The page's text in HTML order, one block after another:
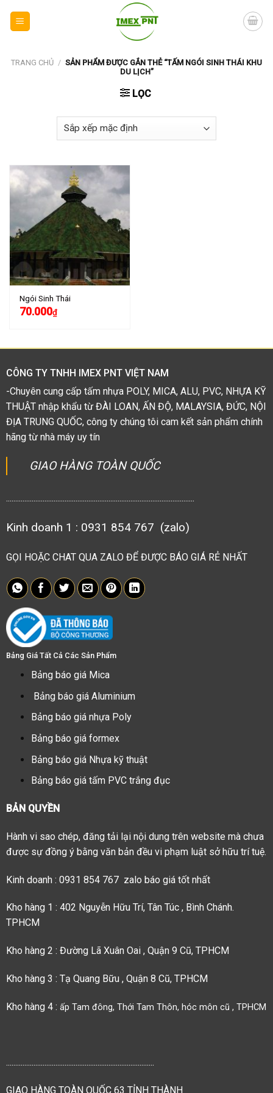
TRANG CHỦ / SẢN PHẨM ĐƯỢC GẮN THẺ “TẤM NGÓI SINH THÁI KHU
DU LỊCH”
LỌC
Ngói Sinh Thái
70.000₫
CÔNG TY TNHH IMEX PNT VIỆT NAM
-Chuyên cung cấp tấm nhựa POLY, MICA, ALU, PVC, NHỰA KỸ
THUẬT nhập khẩu từ ĐÀI LOAN, ẤN ĐỘ, MALAYSIA, ĐỨC, NỘI
ĐỊA TRUNG QUỐC, công ty chúng tôi cam kết sản phẩm chính
hãng từ nhà máy uy tín
GIAO HÀNG TOÀN QUỐC
.......................................................................................................
Kinh doanh 1 : 0931 854 767 (zalo)
GỌI HOẶC CHAT QUA ZALO ĐỂ ĐƯỢC BÁO GIÁ RẺ NHẤT
Bảng Giá Tất Cả Các Sản Phẩm
Bảng báo giá Mica
Bảng báo giá Aluminium
Bảng báo giá nhựa Poly
Bảng báo giá formex
Bảng báo giá Nhựa kỹ thuật
Bảng báo giá tấm PVC trắng đục
BẢN QUYỀN
Hành vi sao chép, đăng tải lại nội dung trên website mà chưa
được sự đồng ý bằng văn bản đều vi phạm luật sở hữu trí tuệ.
Kinh doanh : 0931 854 767 zalo báo giá tốt nhất
Kho hàng 1 : 402 Nguyễn Hữu Trí, Tân Túc , Bình Chánh.
TPHCM
Kho hàng 2 : Đường Lã Xuân Oai , Quận 9 Cũ, TPHCM
Kho hàng 3 : Tạ Quang Bữu , Quận 8 Cũ, TPHCM
Kho hàng 4 : ấp Tam đông, Thới Tam Thôn, hóc môn cũ , TPHCM
.................................................................................
GIAO HÀNG TOÀN QUỐC 63 TỈNH THÀNH